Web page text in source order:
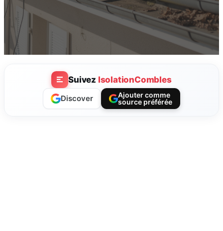
Suivez IsolationCombles
Discover
Ajouter comme
source préférée